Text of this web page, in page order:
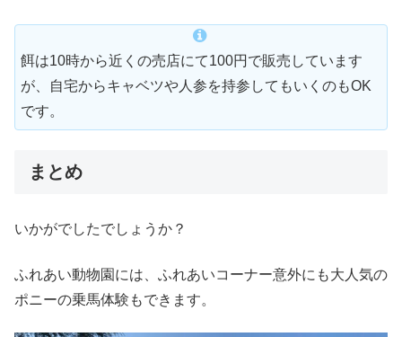
餌は10時から近くの売店にて100円で販売しています
が、自宅からキャベツや人参を持参してもいくのもOK
です。
まとめ
いかがでしたでしょうか？
ふれあい動物園には、ふれあいコーナー意外にも大人気の
ポニーの乗馬体験もできます。